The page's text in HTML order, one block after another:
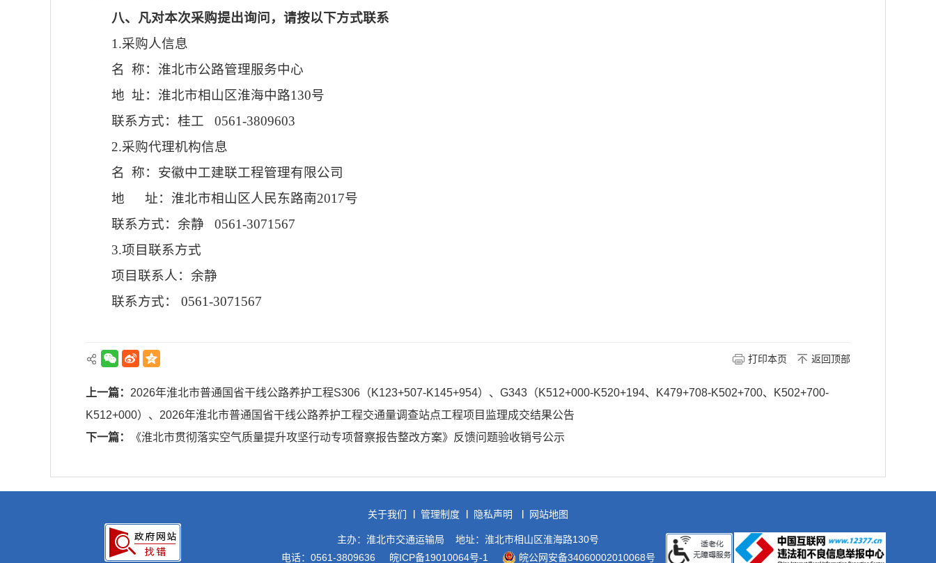
八、凡对本次采购提出询问，请按以下方式联系
1.采购人信息
名 称：淮北市公路管理服务中心
地 址：淮北市相山区淮海中路130号
联系方式：桂工 0561-3809603
2.采购代理机构信息
名 称：安徽中工建联工程管理有限公司
地 址：淮北市相山区人民东路南2017号
联系方式：余静 0561-3071567
3.项目联系方式
项目联系人：余静
联系方式： 0561-3071567
打印本页 返回顶部
上一篇： 2026年淮北市普通国省干线公路养护工程S306（K123+507-K145+954）、G343（K512+000-K520+194、K479+708-K502+700、K502+700-
K512+000）、2026年淮北市普通国省干线公路养护工程交通量调查站点工程项目监理成交结果公告
下一篇：
《淮北市贯彻落实空气质量提升攻坚行动专项督察报告整改方案》反馈问题验收销号公示
关于我们 管理制度 隐私声明 网站地图
主办：淮北市交通运输局
地址：淮北市相山区淮海路130号
电话：0561-3809636
皖ICP备19010064号-1 皖公网安备34060002010068号